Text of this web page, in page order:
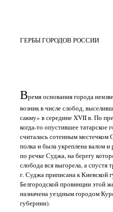
ГЕРБЫ ГОРОДОВ РОССИИ
Время основания города
возник в числе слобод,
сакму» в середине XVII в. По
когда-то опустившее
считалась сотенным местечком
полка и была укреплена валом
по речке Суджа, на берегу
слобода вся выгорела, а спустя
г. Суджа приписана к Киевской
Белгородской провинции этой
назначена уездным городом
губернии).